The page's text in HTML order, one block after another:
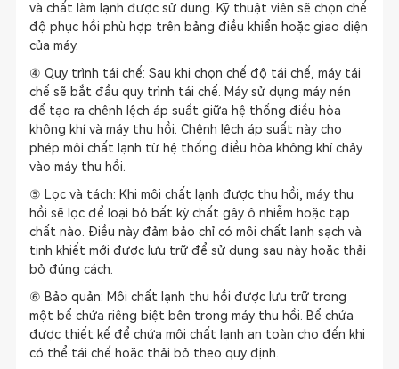
và chất làm lạnh được sử dụng. Kỹ thuật viên sẽ chọn chế
độ phục hồi phù hợp trên bảng điều khiển hoặc giao diện
của máy.
④ Quy trình tái chế: Sau khi chọn chế độ tái chế, máy tái
chế sẽ bắt đầu quy trình tái chế. Máy sử dụng máy nén
để tạo ra chênh lệch áp suất giữa hệ thống điều hòa
không khí và máy thu hồi. Chênh lệch áp suất này cho
phép môi chất lạnh từ hệ thống điều hòa không khí chảy
vào máy thu hồi.
⑤ Lọc và tách: Khi môi chất lạnh được thu hồi, máy thu
hồi sẽ lọc để loại bỏ bất kỳ chất gây ô nhiễm hoặc tạp
chất nào. Điều này đảm bảo chỉ có môi chất lạnh sạch và
tinh khiết mới được lưu trữ để sử dụng sau này hoặc thải
bỏ đúng cách.
⑥ Bảo quản: Môi chất lạnh thu hồi được lưu trữ trong
một bể chứa riêng biệt bên trong máy thu hồi. Bể chứa
được thiết kế để chứa môi chất lạnh an toàn cho đến khi
có thể tái chế hoặc thải bỏ theo quy định.